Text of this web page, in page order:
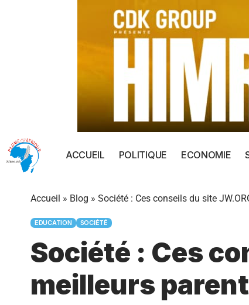
ACCUEIL POLITIQUE ECONOMIE
Accueil » Blog » Société : Ces conseils du site
EDUCATION SOCIÉTÉ
Société : Ces
meilleurs